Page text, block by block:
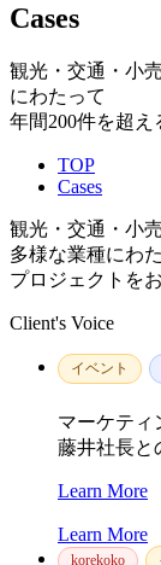
Cases
観光・交通・小
にわたって
年間200件を超え
TOP
Cases
観光・交通・小
多様な業種にわ
プロジェクトを
Client's Voice
イベント
マーケティ
藤井社長と
Learn More
Learn More
korekoko